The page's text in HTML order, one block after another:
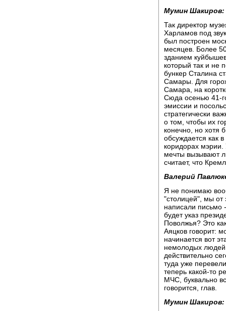
Мумин Шакиров:
Так директор
Харламов под
был построен
месяцев. Более
зданием
который так и не
бункер Сталина
Самары. Для
Самара, на
Сюда осенью 41-
эмиссии и
стратегически
о том, чтобы их
конечно, но хотя
обсуждается как
коридорах
мечты вызывают
считает, что
Валерий
Я не понимаю
"столицей", мы от
написали письмо
будет указ
Поволжья? Это
Аяцков говорит:
начинается вот
немолодых
действительно
туда уже
теперь какой-то
МЧС, буквально
говорится, глав.
Мумин Шакиров: